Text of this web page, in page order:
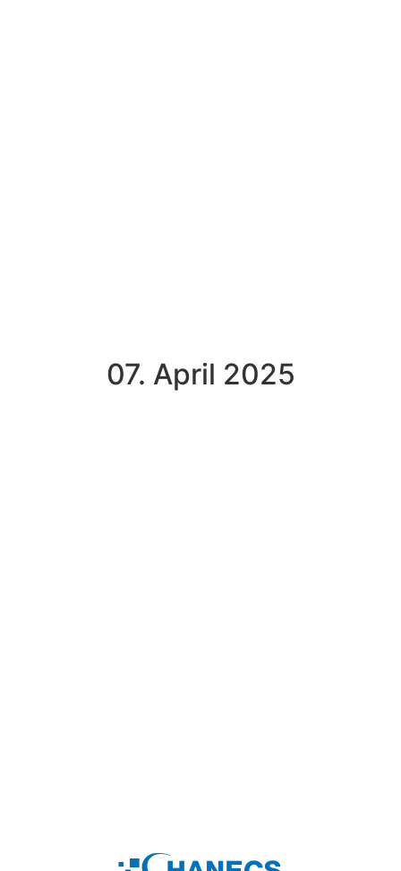
07. April 2025